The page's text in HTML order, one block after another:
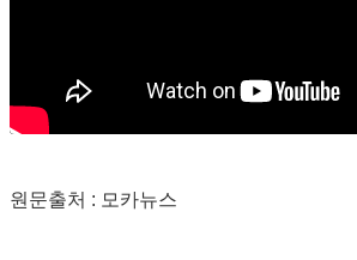
원문출처 : 모카뉴스